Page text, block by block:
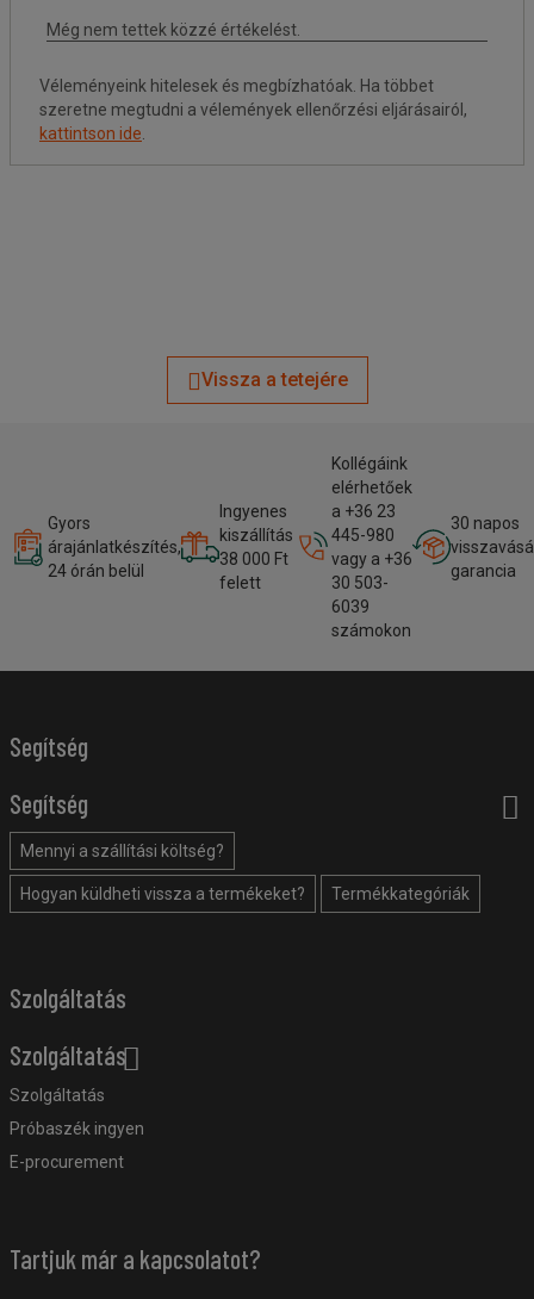
Véleményeink hitelesek és megbízhatóak. Ha többet
szeretne megtudni a vélemények ellenőrzési eljárásairól,
kattintson ide
Vissza a tetejére
Gyors
árajánlatkészítés,
24 órán belül
Ingyenes
kiszállítás
38 000 Ft
felett
Kollégáink
elérhetőek
a +36 23
445-980
vagy a +36
30 503-
6039
számokon
30 napos
garancia
Segítség
Segítség
Mennyi a szállítási költség?
Hogyan küldheti vissza a termékeket? Termékkategóriák
Szolgáltatás
Szolgáltatás
Szolgáltatás
Próbaszék ingyen
E-procurement
Tartjuk már a kapcsolatot?